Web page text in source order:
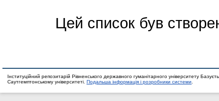
Цей список був
Інституційний репозитарій Рівненського державного гуманітарного університету
Саутгемптонському університеті. Подальша інформація і розробники системи